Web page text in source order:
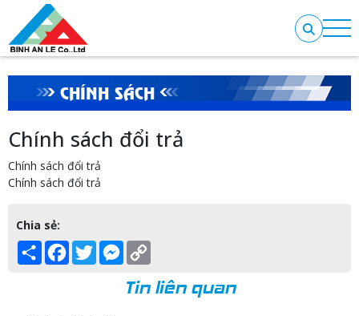
CHÍNH SÁCH
Chính sách đổi trả
Chính sách đổi trả
Chính sách đổi trả
Chia sẻ:
Share Facebook
TwitterMessenger
Tin liên quan